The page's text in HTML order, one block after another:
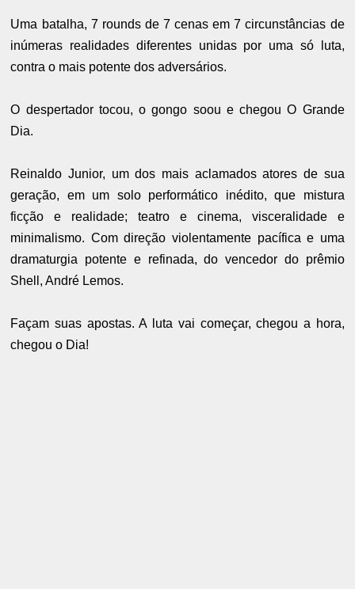
Uma batalha, 7 rounds de 7 cenas em 7 circunstâncias de
inúmeras realidades diferentes unidas por uma só luta,
contra o mais potente dos adversários.
O despertador tocou, o gongo soou e chegou O Grande
Dia.
Reinaldo Junior, um dos mais aclamados atores de sua
geração, em um solo performático inédito, que mistura
ficção e realidade; teatro e cinema, visceralidade e
minimalismo. Com direção violentamente pacífica e uma
dramaturgia potente e refinada, do vencedor do prêmio
Shell, André Lemos.
Façam suas apostas. A luta vai começar, chegou a hora,
chegou o Dia!